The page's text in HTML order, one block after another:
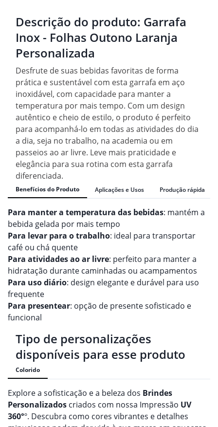
Descrição do produto: Garrafa
Inox - Folhas Outono Laranja
Personalizada
Desfrute de suas bebidas favoritas de forma
prática e sustentável com esta garrafa em aço
inoxidável, com capacidade para manter a
temperatura por mais tempo. Com um design
autêntico e cheio de estilo, o produto é perfeito
para acompanhá-lo em todas as atividades do dia
a dia, seja no trabalho, na academia ou em
passeios ao ar livre. Leve mais praticidade e
elegância para sua rotina com esta garrafa
diferenciada.
Benefícios do Produto Aplicações e Usos Produção rápida
Para manter a temperatura das bebidas: mantém a
bebida gelada por mais tempo
Para levar para o trabalho: ideal para transportar
café ou chá quente
Para atividades ao ar livre: perfeito para manter a
hidratação durante caminhadas ou acampamentos
Para uso diário: design elegante e durável para uso
frequente
Para presentear: opção de presente sofisticado e
funcional
Tipo de personalizações
disponíveis para esse produto
Colorido
Explore a sofisticação e a beleza dos Brindes
Personalizados criados com nossa Impressão UV
360°º. Descubra como cores vibrantes e detalhes